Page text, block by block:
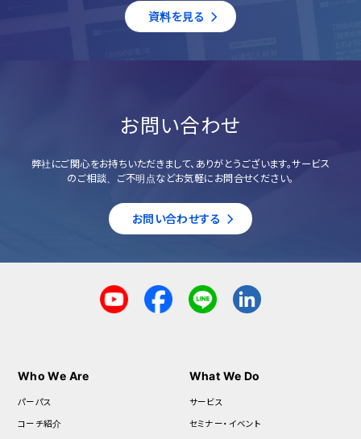
資料を見る
お問い合わせ
弊社にご関心をお持ちいただきまして、ありがとうございます。サービス
のご相談、ご不明点などお気軽にお問合せください。
お問い合わせする
Who We Are
パーパス
コーチ紹介
What We Do
サービス
セミナー・イベント